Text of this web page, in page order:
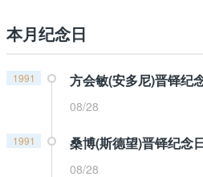
本月纪念日
1991 方会敏(安多尼)晋铎纪
08/28
1991 桑博(斯德望)晋铎纪念
08/28